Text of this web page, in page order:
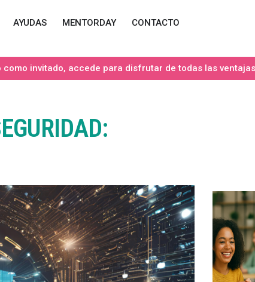
AYUDAS MENTORDAY CONTACTO
como invitado, accede para disfrutar de todas las ventajas